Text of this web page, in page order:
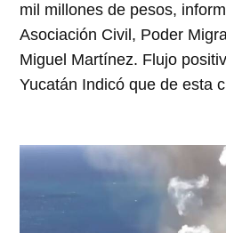
mil millones de pesos,
Asociación Civil, Poder
Miguel Martínez. Flujo
Yucatán Indicó que de esta